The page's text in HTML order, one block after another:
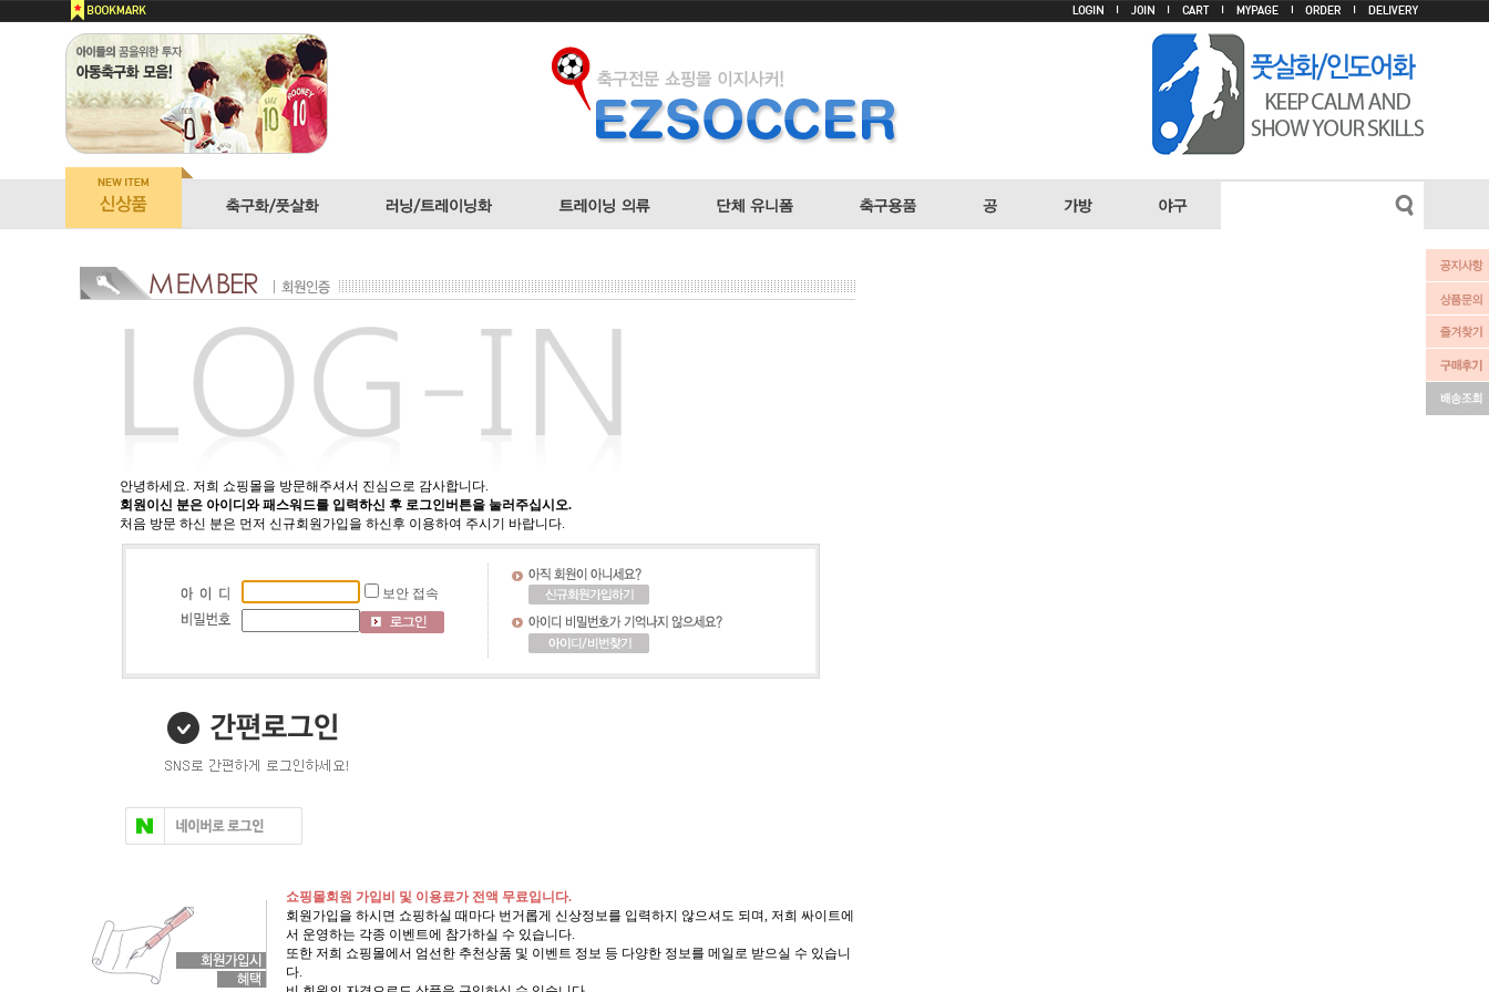
안녕하세요. 저희 쇼핑몰을 방문해주셔서 진심으로 감사합니다.
회원이신 분은 아이디와 패스워드를 입력하신 후 로그인버튼을 눌러주십시오.
처음 방문 하신 분은 먼저 신규회원가입을 하신후 이용하여 주시기 바랍니다.
보안 접속
쇼핑몰회원 가입비 및 이용료가 전액 무료입니다.
회원가입을 하시면 쇼핑하실 때마다 번거롭게 신상정보를 입력하지 않으셔도 되며, 저희 싸이트에
서 운영하는 각종 이벤트에 참가하실 수 있습니다.
또한 저희 쇼핑몰에서 엄선한 추천상품 및 이벤트 정보 등 다양한 정보를 메일로 받으실 수 있습니
다.